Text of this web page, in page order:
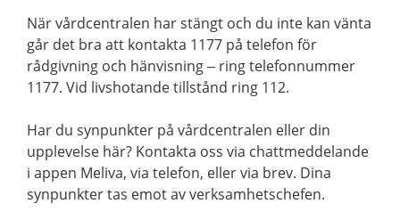
När vårdcentralen har stängt och du inte kan vänta
går det bra att kontakta 1177 på telefon för
rådgivning och hänvisning – ring telefonnummer
1177. Vid livshotande tillstånd ring 112.
Har du synpunkter på vårdcentralen eller din
upplevelse här? Kontakta oss via chattmeddelande
i appen Meliva, via telefon, eller via brev. Dina
synpunkter tas emot av verksamhetschefen.